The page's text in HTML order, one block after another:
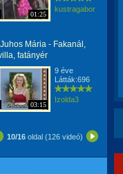
01:25
kustragabor
Mária - Fakanál,
fatányér
03:15
9 éve
Látták:696
Izolda3
10/16 oldal (126 videó)